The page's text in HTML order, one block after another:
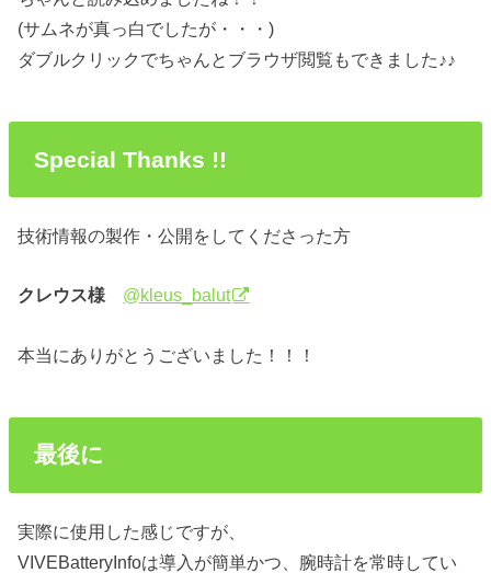
(サムネが真っ白でしたが・・・)
ダブルクリックでちゃんとブラウザ閲覧もできました♪♪
Special Thanks !!
技術情報の製作・公開をしてくださった方
クレウス様 @kleus_balut
本当にありがとうございました！！！
最後に
実際に使用した感じですが、
VIVEBatteryInfoは導入が簡単かつ、腕時計を常時してい